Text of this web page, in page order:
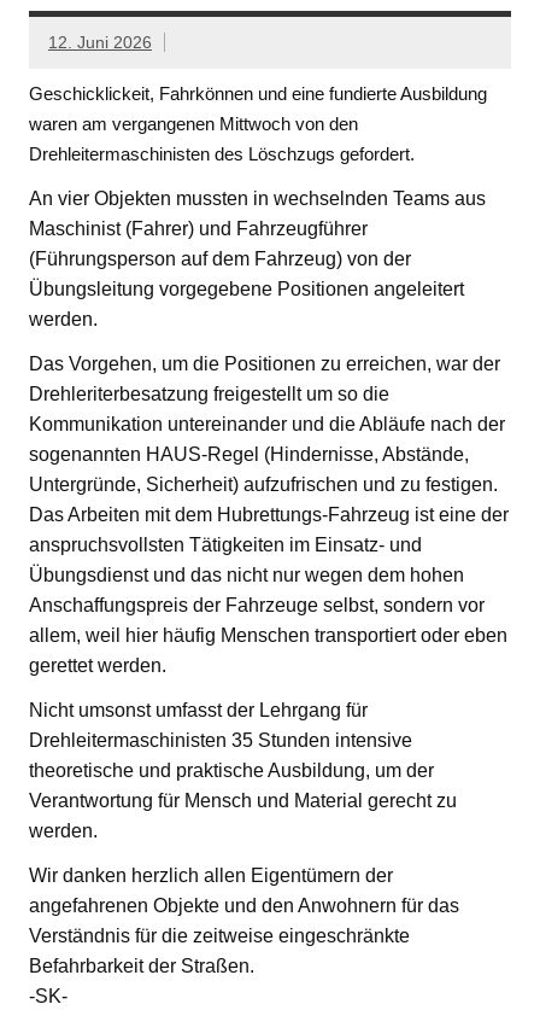
12. Juni 2026
Geschicklickeit, Fahrkönnen und eine fundierte Ausbildung
waren am vergangenen Mittwoch von den
Drehleitermaschinisten des Löschzugs gefordert.
An vier Objekten mussten in wechselnden Teams aus
Maschinist (Fahrer) und Fahrzeugführer
(Führungsperson auf dem Fahrzeug) von der
Übungsleitung vorgegebene Positionen angeleitert
werden.
Das Vorgehen, um die Positionen zu erreichen, war der
Drehleriterbesatzung freigestellt um so die
Kommunikation untereinander und die Abläufe nach der
sogenannten HAUS-Regel (Hindernisse, Abstände,
Untergründe, Sicherheit) aufzufrischen und zu festigen.
Das Arbeiten mit dem Hubrettungs-Fahrzeug ist eine der
anspruchsvollsten Tätigkeiten im Einsatz- und
Übungsdienst und das nicht nur wegen dem hohen
Anschaffungspreis der Fahrzeuge selbst, sondern vor
allem, weil hier häufig Menschen transportiert oder eben
gerettet werden.
Nicht umsonst umfasst der Lehrgang für
Drehleitermaschinisten 35 Stunden intensive
theoretische und praktische Ausbildung, um der
Verantwortung für Mensch und Material gerecht zu
werden.
Wir danken herzlich allen Eigentümern der
angefahrenen Objekte und den Anwohnern für das
Verständnis für die zeitweise eingeschränkte
Befahrbarkeit der Straßen.
-SK-